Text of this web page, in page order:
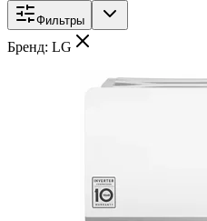
Фильтры
Бренд: LG